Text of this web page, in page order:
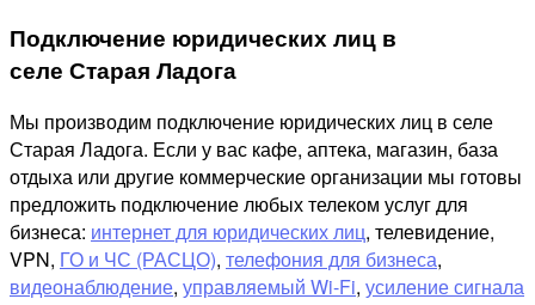
Подключение юридических лиц в
селе Старая Ладога
Мы производим подключение юридических лиц в селе
Старая Ладога. Если у вас кафе, аптека, магазин, база
отдыха или другие коммерческие организации мы готовы
предложить подключение любых телеком услуг для
бизнеса: интернет для юридических лиц, телевидение,
VPN, ГО и ЧС (РАСЦО), телефония для бизнеса,
видеонаблюдение, управляемый Wi-Fi, усиление сигнала